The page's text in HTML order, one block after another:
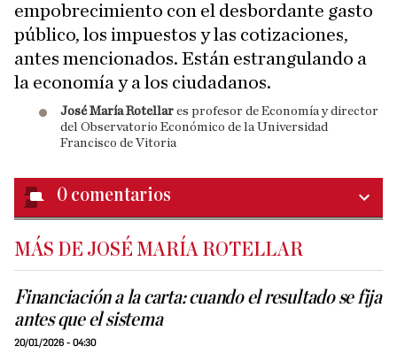
empobrecimiento con el desbordante gasto
público, los impuestos y las cotizaciones,
antes mencionados. Están estrangulando a
la economía y a los ciudadanos.
José María Rotellar es profesor de Economía y director
del Observatorio Económico de la Universidad
Francisco de Vitoria
0 comentarios
MÁS DE JOSÉ MARÍA ROTELLAR
Financiación a la carta: cuando el resultado se fija
antes que el sistema
20/01/2026 - 04:30